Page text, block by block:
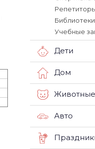
Библиотеки
Учебные
Дети
Дом
Животные
Авто